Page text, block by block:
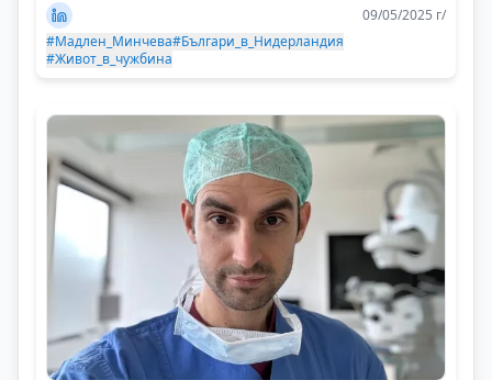
09/05/2025 г/
#Мадлен_Минчева#Българи_в_Нидерландия
#Живот_в_чужбина